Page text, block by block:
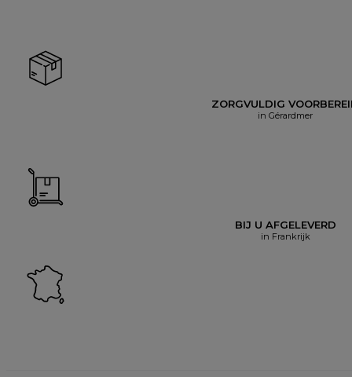
ZORGVULDIG
in Gérardmer
BIJ U AFGELEVERD
in Frankrijk